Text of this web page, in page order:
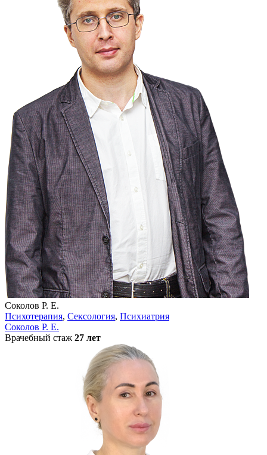
Соколов Р. Е.
Психотерапия, Сексология, Психиатрия
Соколов Р. Е.
Врачебный стаж 27 лет